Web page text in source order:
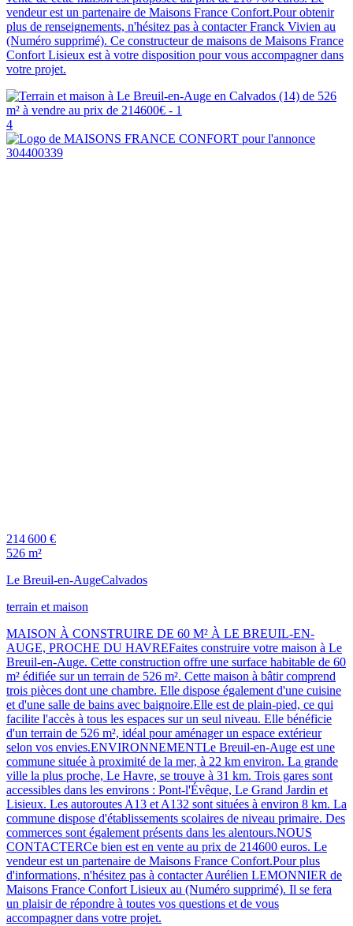
vendeur est un partenaire de Maisons France Confort.Pour obtenir
plus de renseignements, n'hésitez pas à contacter Franck Vivien au
(Numéro supprimé). Ce constructeur de maisons de Maisons France
Confort Lisieux est à votre disposition pour vous accompagner dans
votre projet.
4
214 600 €
526 m²
Le Breuil-en-AugeCalvados
terrain et maison
MAISON À CONSTRUIRE DE 60 M² À LE BREUIL-EN-
AUGE, PROCHE DU HAVREFaites construire votre maison à Le
Breuil-en-Auge. Cette construction offre une surface habitable de 60
m² édifiée sur un terrain de 526 m². Cette maison à bâtir comprend
trois pièces dont une chambre. Elle dispose également d'une cuisine
et d'une salle de bains avec baignoire.Elle est de plain-pied, ce qui
facilite l'accès à tous les espaces sur un seul niveau. Elle bénéficie
d'un terrain de 526 m², idéal pour aménager un espace extérieur
selon vos envies.ENVIRONNEMENTLe Breuil-en-Auge est une
commune située à proximité de la mer, à 22 km environ. La grande
ville la plus proche, Le Havre, se trouve à 31 km. Trois gares sont
accessibles dans les environs : Pont-l'Évêque, Le Grand Jardin et
Lisieux. Les autoroutes A13 et A132 sont situées à environ 8 km. La
commune dispose d'établissements scolaires de niveau primaire. Des
commerces sont également présents dans les alentours.NOUS
CONTACTERCe bien est en vente au prix de 214600 euros. Le
vendeur est un partenaire de Maisons France Confort.Pour plus
d'informations, n'hésitez pas à contacter Aurélien LEMONNIER de
Maisons France Confort Lisieux au (Numéro supprimé). Il se fera
un plaisir de répondre à toutes vos questions et de vous
accompagner dans votre projet.